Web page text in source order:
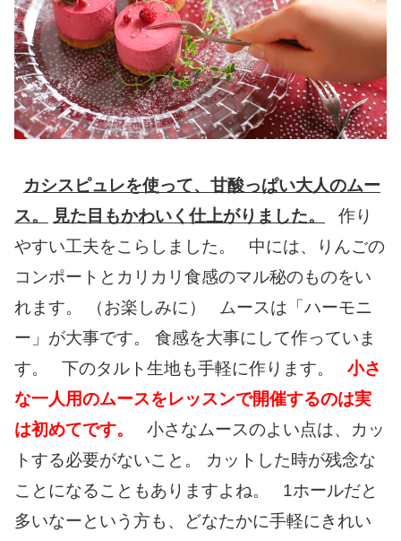
カシスピュレを使って、甘酸っぱい大人のムー
ス。
見た目もかわいく仕上がりました。
作り
やすい工夫をこらしました。 中には、りんごの
コンポートとカリカリ食感のマル秘のものをい
れます。 （お楽しみに） ムースは「ハーモニ
ー」が大事です。 食感を大事にして作っていま
す。 下のタルト生地も手軽に作ります。 小さ
な一人用のムースをレッスンで開催するのは実
は初めてです。
小さなムースのよい点は、カッ
トする必要がないこと。 カットした時が残念な
ことになることもありますよね。 1ホールだと
多いなーという方も、どなたかに手軽にきれい